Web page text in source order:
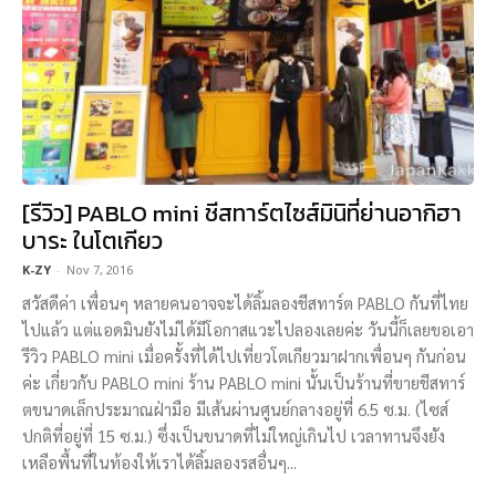
[รีวิว] PABLO mini ชีสทาร์ตไซส์มินิที่ย่านอากิฮา
บาระ ในโตเกียว
K-ZY - Nov 7, 2016
สวัสดีค่า เพื่อนๆ หลายคนอาจจะได้ลิ้มลองชีสทาร์ต PABLO กันที่ไทย
ไปแล้ว แต่แอดมินยังไม่ได้มีโอกาสแวะไปลองเลยค่ะ วันนี้ก็เลยขอเอา
รีวิว PABLO mini เมื่อครั้งที่ได้ไปเที่ยวโตเกียวมาฝากเพื่อนๆ กันก่อน
ค่ะ เกี่ยวกับ PABLO mini ร้าน PABLO mini นั้นเป็นร้านที่ขายชีสทาร์
ตขนาดเล็กประมาณฝ่ามือ มีเส้นผ่านศูนย์กลางอยู่ที่ 6.5 ซ.ม. (ไซส์
ปกติที่อยู่ที่ 15 ซ.ม.) ซึ่งเป็นขนาดที่ไม่ใหญ่เกินไป เวลาทานจึงยัง
เหลือพื้นที่ในท้องให้เราได้ลิ้มลองรสอื่นๆ...